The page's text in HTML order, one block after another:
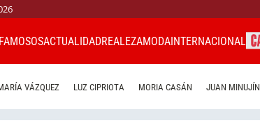
FAMOSOSACTUALIDADREALEZAMODAINTERNACIONAL
VÁZQUEZ LUZ CIPRIOTA MORIA CASÁN JUAN MINUJÍN